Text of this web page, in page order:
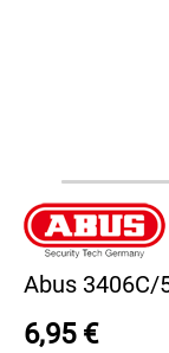
Abus 3406C/
6,95 €